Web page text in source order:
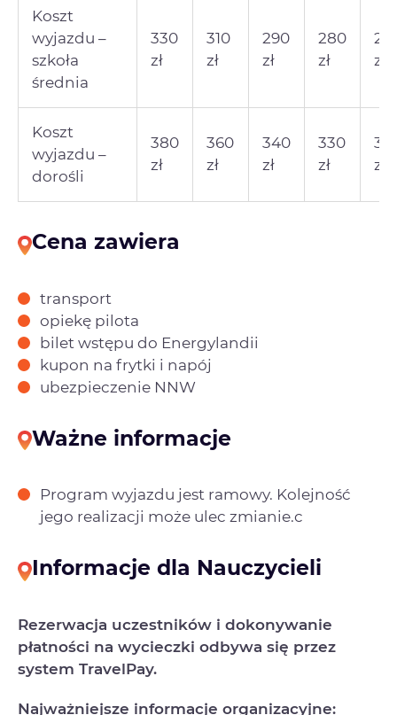
Koszt
wyjazdu –
szkoła
średnia
330
zł
310
zł
290
zł
280
zł
zł
Koszt
wyjazdu –
dorośli
380
zł
360
zł
340
zł
330
zł
zł
Cena zawiera
transport
opiekę pilota
bilet wstępu do Energylandii
kupon na frytki i napój
ubezpieczenie NNW
Ważne informacje
Program wyjazdu jest ramowy. Kolejność
jego realizacji może ulec zmianie.c
Informacje dla Nauczycieli
Rezerwacja uczestników i dokonywanie
płatności na wycieczki odbywa się przez
system TravelPay.
Najważniejsze informacje organizacyjne: